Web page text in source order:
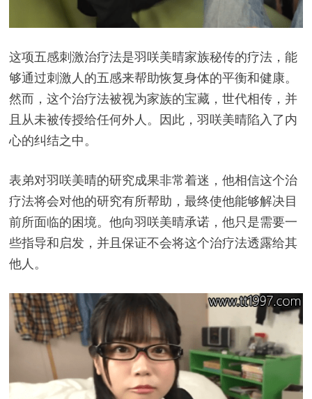
这项五感刺激治疗法是羽咲美晴家族秘传的疗法，能
够通过刺激人的五感来帮助恢复身体的平衡和健康。
然而，这个治疗法被视为家族的宝藏，世代相传，并
且从未被传授给任何外人。因此，羽咲美晴陷入了内
心的纠结之中。
表弟对羽咲美晴的研究成果非常着迷，他相信这个治
疗法将会对他的研究有所帮助，最终使他能够解决目
前所面临的困境。他向羽咲美晴承诺，他只是需要一
些指导和启发，并且保证不会将这个治疗法透露给其
他人。